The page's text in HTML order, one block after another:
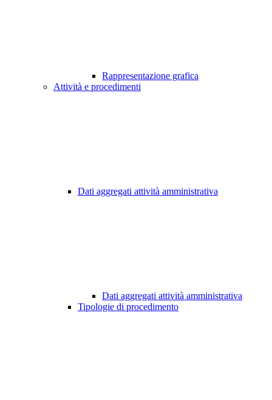
Rappresentazione grafica
Attività e procedimenti
Dati aggregati attività amministrativa
Dati aggregati attività amministrativa
Tipologie di procedimento